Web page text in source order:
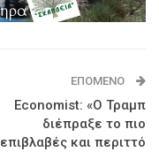
ΕΠΌΜΕΝΟ
Economist: «Ο Τραμπ
διέπραξε το πιο
επιβλαβές και περιττό